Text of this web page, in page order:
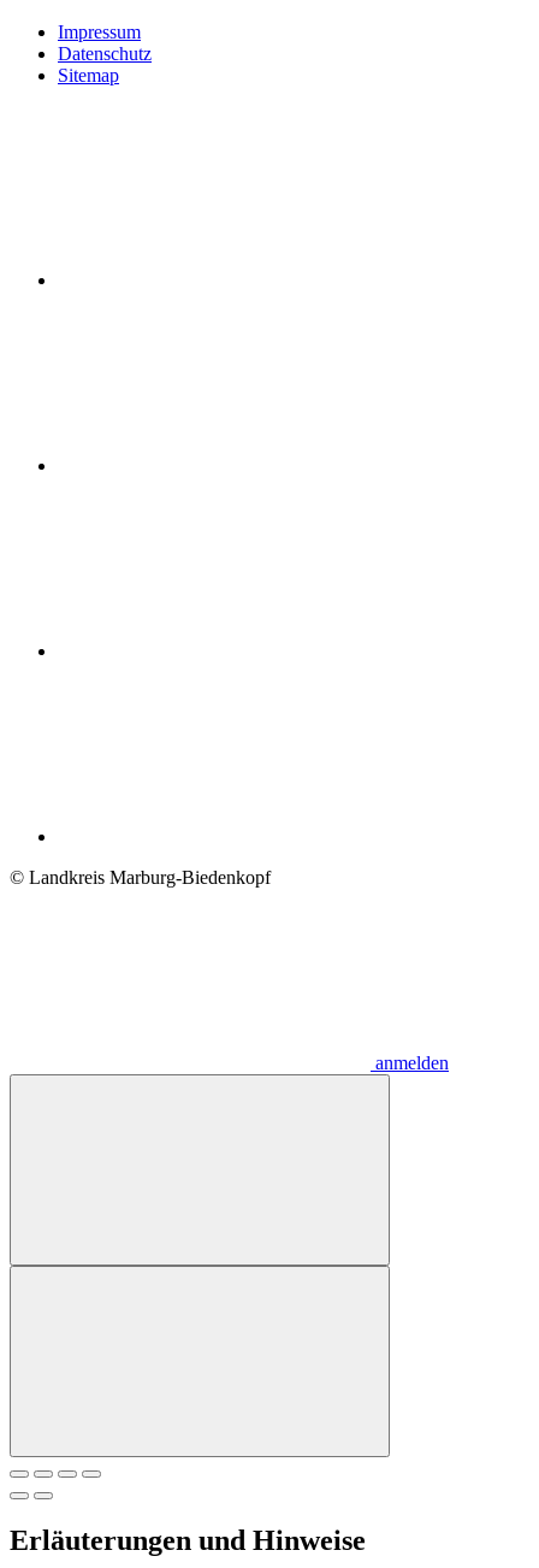
Impressum
Datenschutz
Sitemap
© Landkreis Marburg-Biedenkopf
anmelden
Erläuterungen und Hinweise